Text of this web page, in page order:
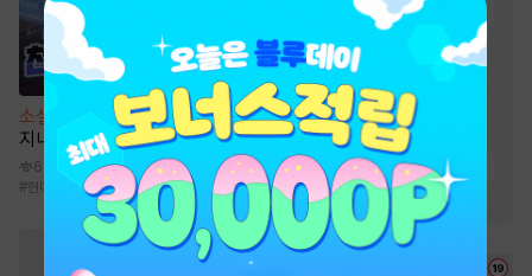
소설
초전도체 운석으로 천재 엔
지니어 각성
6.7만
#현대판타지 #전문직 #사이다물 #천재
모럴리스 #절륜남
#고수위
#
계약관계
#다정남 #현대물
#하드코어 #연애/결혼
# 삼각관계 # 동거 # 능글남
# 오피스물 #짝사랑